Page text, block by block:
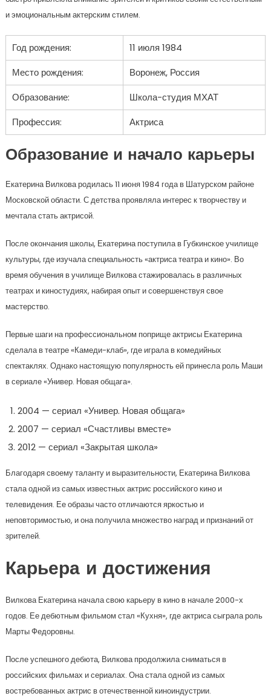
и эмоциональным актерским стилем.
Год рождения:
11 июля 1984
Место рождения:
Воронеж, Россия
Образование:
Школа-студия МХАТ
Профессия:
Актриса
Образование и начало карьеры
Екатерина Вилкова родилась 11 июня 1984 года в Шатурском районе
Московской области. С детства проявляла интерес к творчеству и
мечтала стать актрисой.
После окончания школы, Екатерина поступила в Губкинское училище
культуры, где изучала специальность «актриса театра и кино». Во
время обучения в училище Вилкова стажировалась в различных
театрах и киностудиях, набирая опыт и совершенствуя свое
мастерство.
Первые шаги на профессиональном поприще актрисы Екатерина
сделала в театре «Камеди-клаб», где играла в комедийных
спектаклях. Однако настоящую популярность ей принесла роль Маши
в сериале «Универ. Новая общага».
2004 — сериал «Универ. Новая общага»
2007 — сериал «Счастливы вместе»
2012 — сериал «Закрытая школа»
Благодаря своему таланту и выразительности, Екатерина Вилкова
стала одной из самых известных актрис российского кино и
телевидения. Ее образы часто отличаются яркостью и
неповторимостью, и она получила множество наград и признаний от
зрителей.
Карьера и достижения
Вилкова Екатерина начала свою карьеру в кино в начале 2000-х
годов. Ее дебютным фильмом стал «Кухня», где актриса сыграла роль
Марты Федоровны.
После успешного дебюта, Вилкова продолжила сниматься в
российских фильмах и сериалах. Она стала одной из самых
востребованных актрис в отечественной киноиндустрии.